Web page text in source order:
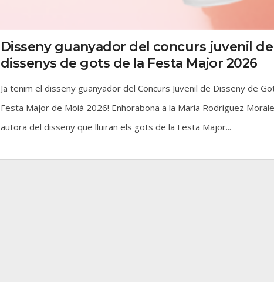
Disseny guanyador del concurs juvenil de
dissenys de gots de la Festa Major 2026
Ja tenim el disseny guanyador del Concurs Juvenil de Disseny de
Festa Major de Moià 2026! Enhorabona a la Maria Rodriguez
autora del disseny que lluiran els gots de la Festa Major...